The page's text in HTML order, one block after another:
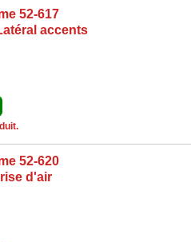
52-617
accents
52-620
d'air